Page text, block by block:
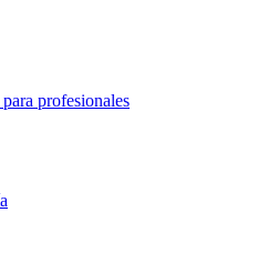
profesionales